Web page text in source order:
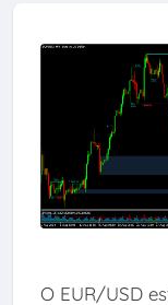
O EUR/USD